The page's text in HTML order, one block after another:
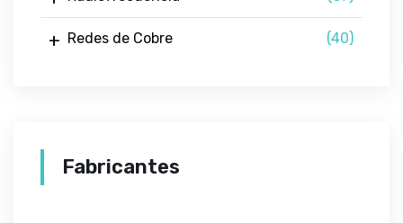
Redes de Cobre (40)
Fabricantes